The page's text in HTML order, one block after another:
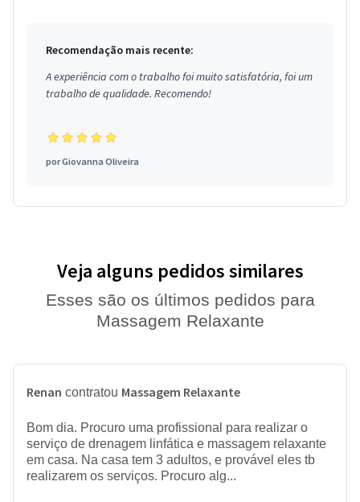
Recomendação mais recente:
A experiência com o trabalho foi muito satisfatória, foi um
trabalho de qualidade. Recomendo!
porGiovanna Oliveira
Veja alguns pedidos similares
Esses são os últimos pedidos para
Massagem Relaxante
Renan contratou Massagem Relaxante
Bom dia. Procuro uma profissional para realizar o
serviço de drenagem linfática e massagem relaxante
em casa. Na casa tem 3 adultos, e provável eles tb
realizarem os serviços. Procuro alg...